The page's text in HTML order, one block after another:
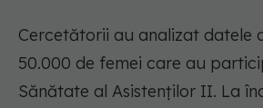
Cercetătorii au analizat datele
50.000 de femei care au
Sănătate al Asistenților II. La